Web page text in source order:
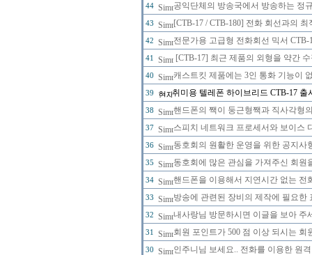
44 공익단체의 방송국에서 방송하는 정
43 [CTB-17 / CTB-180] 전화 회선과의
42 전문가용 고급형 전화회선 믹서
41 [CTB-17] 최근 제품의 외형을 약간
40 캐스트킷 제품에는 3인 통화 기능이
39 취미용 텔레폰 하이브리드 CTB-17
38 핸드폰의 짹이 둥근형짹과 직사각형
37 스피치 네트워크 프로세서와 보이스
36 동호회의 원활한 운영을 위한 공지사
35 동호회에 많은 관심을 가져주신 회
34 핸드폰을 이용해서 지연시간 없는
33 방송에 관련된 장비의 제작에 필요
32 내사랑님 방문하시면 이글을 보아 주
31 회원 포인트가 500 점 이상 되시는 회
30 인주니님 보세요.. 전화를 이용한 원